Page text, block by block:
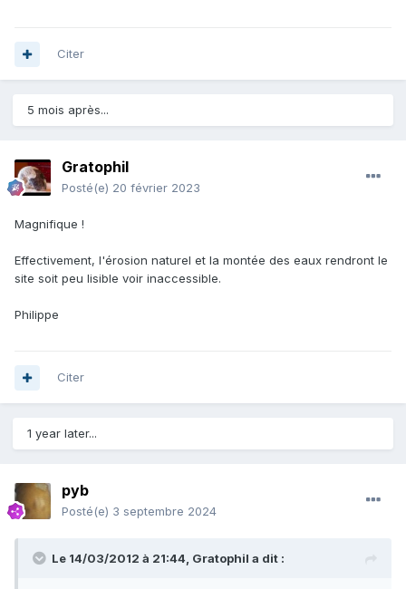
Citer
5 mois après...
Gratophil
Posté(e) 20 février 2023
Magnifique !
Effectivement, l'érosion naturel et la montée des eaux rendront le
site soit peu lisible voir inaccessible.
Philippe
Citer
1 year later...
pyb
Posté(e) 3 septembre 2024
Le 14/03/2012 à 21:44, Gratophil a dit :